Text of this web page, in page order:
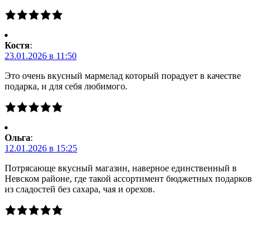
Костя:
23.01.2026 в 11:50
Это очень вкусный мармелад который порадует в качестве
подарка, и для себя любимого.
Ольга:
12.01.2026 в 15:25
Потрясающе вкусный магазин, наверное единственный в
Невском районе, где такой ассортимент бюджетных подарков
из сладостей без сахара, чая и орехов.